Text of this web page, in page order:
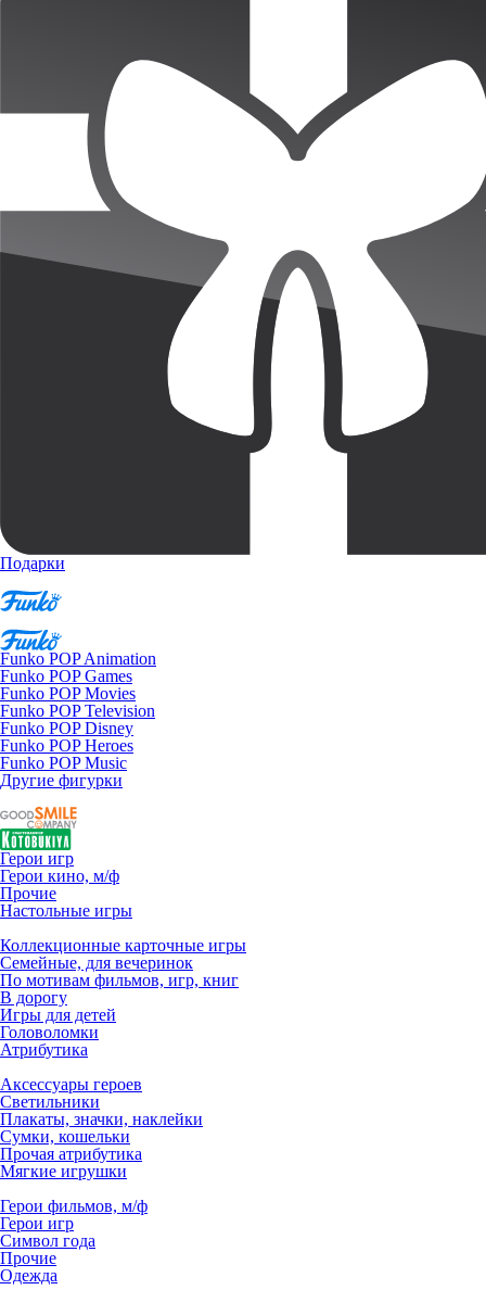
Подарки
Funko POP Animation
Funko POP Games
Funko POP Movies
Funko POP Television
Funko POP Disney
Funko POP Heroes
Funko POP Music
Другие фигурки
Герои игр
Герои кино, м/ф
Прочие
Настольные игры
Коллекционные карточные игры
Семейные, для вечеринок
По мотивам фильмов, игр, книг
В дорогу
Игры для детей
Головоломки
Атрибутика
Аксессуары героев
Светильники
Плакаты, значки, наклейки
Сумки, кошельки
Прочая атрибутика
Мягкие игрушки
Герои фильмов, м/ф
Герои игр
Символ года
Прочие
Одежда